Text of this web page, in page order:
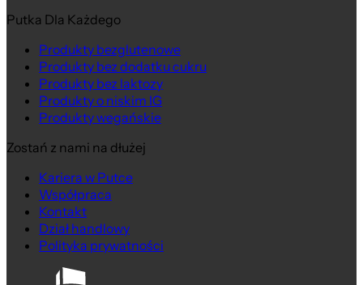
Putka Dla Każdego
Produkty bezglutenowe
Produkty bez dodatku cukru
Produkty bez laktozy
Produkty o niskim IG
Produkty wegańskie
Zostań z nami na dłużej
Kariera w Putce
Współpraca
Kontakt
Dział handlowy
Polityka prywatności